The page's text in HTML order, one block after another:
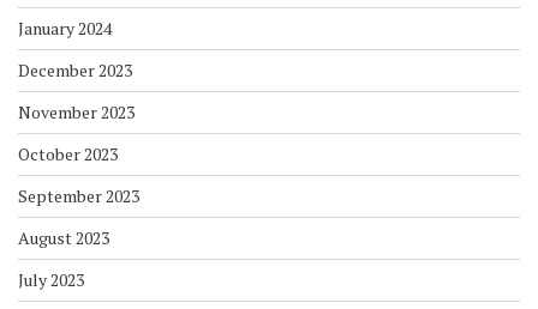
January 2024
December 2023
November 2023
October 2023
September 2023
August 2023
July 2023